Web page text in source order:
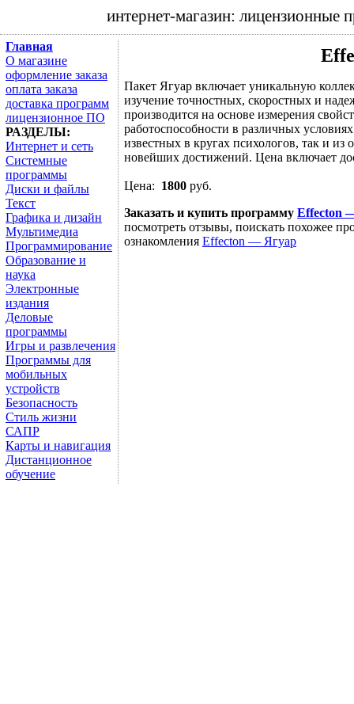
интернет-магазин:
Главная
О магазине
оформление заказа
оплата заказа
доставка программ
лицензионное ПО
РАЗДЕЛЫ:
Интернет и сеть
Системные
программы
Диски и файлы
Текст
Графика и дизайн
Мультимедиа
Программирование
Образование и
наука
Электронные
издания
Деловые
программы
Игры и развлечения
Программы для
мобильных
устройств
Безопасность
Стиль жизни
САПР
Карты и навигация
Дистанционное
обучение
Пакет Ягуар включает уникальную
изучение точностных, скоростных и
производится на основе измерения
работоспособности в различных
известных в кругах психологов, так и
новейших достижений. Цена включает
Цена: 1800 руб.
Заказать и купить программу Effecton
посмотреть отзывы, поискать похожее
ознакомления Effecton — Ягуар